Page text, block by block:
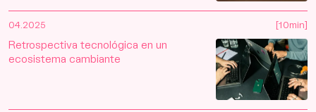
04.2025
Retrospectiva tecnológica en un
ecosistema cambiante
[10min]